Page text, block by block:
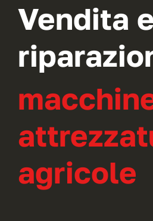
Vendita e
agricole